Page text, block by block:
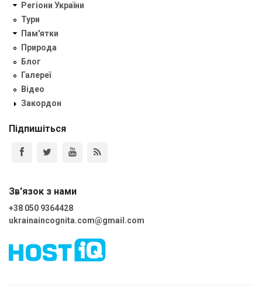
Регіони України
Тури
Пам'ятки
Природа
Блог
Галереї
Відео
Закордон
Підпишіться
Зв'язок з нами
+38 050 9364428
ukrainaincognita.com@gmail.com